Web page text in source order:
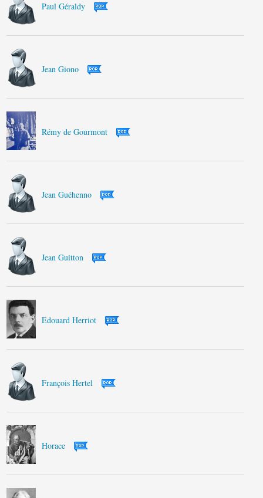
Paul Géraldy
Jean Giono
Rémy de Gourmont
Jean Guéhenno
Jean Guitton
Edouard Herriot
François Hertel
Horace